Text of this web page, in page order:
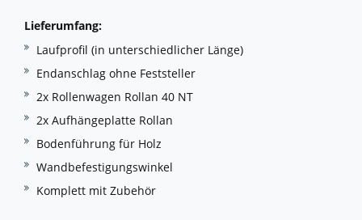
Lieferumfang:
Laufprofil (in unterschiedlicher Länge)
Endanschlag ohne Feststeller
2x Rollenwagen Rollan 40 NT
2x Aufhängeplatte Rollan
Bodenführung für Holz
Wandbefestigungswinkel
Komplett mit Zubehör